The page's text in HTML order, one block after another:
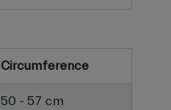
Circumference
50 - 57 cm